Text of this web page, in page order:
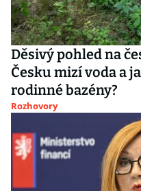
Děsivý pohled na
Česku mizí voda a
rodinné bazény?
Rozhovory